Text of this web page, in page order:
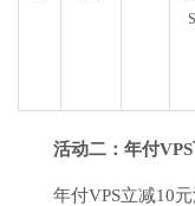
活动二：年付
年付VPS立减10